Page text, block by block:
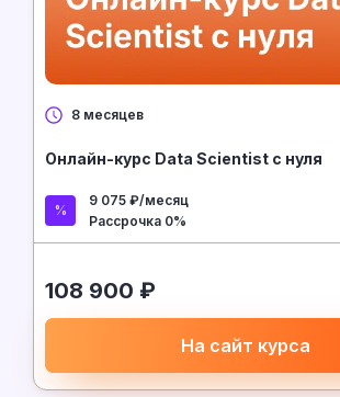
8 месяцев
Онлайн-курс Data Scientist с нуля
9 075 ₽/месяц
Рассрочка 0%
108 900 ₽
На сайт курса